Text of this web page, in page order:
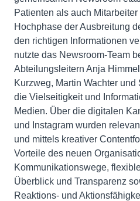
Patienten als auch
Hochphase der Ausbreitung
den richtigen Informationen
nutzte das Newsroom-Team
Abteilungsleitern Anja
Kurzweg, Martin Wachter
die Vielseitigkeit und
Medien. Über die digitalen
und Instagram wurden
und mittels kreativer
Vorteile des neuen
Kommunikationswege,
Überblick und Transparenz
Reaktions- und